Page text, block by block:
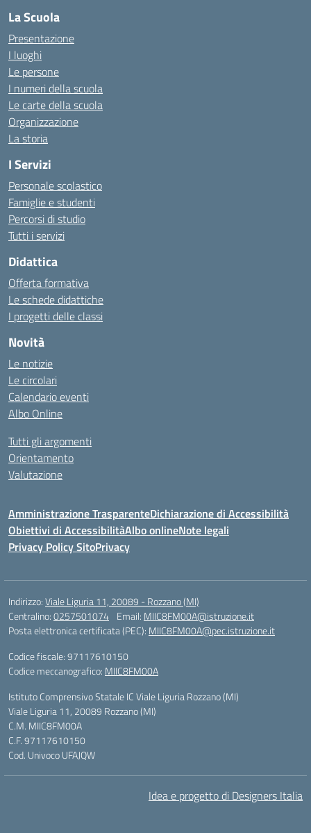
La Scuola
Presentazione
I luoghi
Le persone
I numeri della scuola
Le carte della scuola
Organizzazione
La storia
I Servizi
Personale scolastico
Famiglie e studenti
Percorsi di studio
Tutti i servizi
Didattica
Offerta formativa
Le schede didattiche
I progetti delle classi
Novità
Le notizie
Le circolari
Calendario eventi
Albo Online
Tutti gli argomenti
Orientamento
Valutazione
Amministrazione TrasparenteDichiarazione di Accessibilità
Obiettivi di AccessibilitàAlbo onlineNote legali
Privacy Policy SitoPrivacy
Indirizzo:Viale Liguria 11, 20089 - Rozzano (MI)
Centralino:0257501074 Email: MIIC8FM00A@istruzione.it
Posta elettronica certificata (PEC): MIIC8FM00A@pec.istruzione.it
Codice fiscale: 97117610150
Codice meccanografico: MIIC8FM00A
Istituto Comprensivo Statale IC Viale Liguria Rozzano (MI)
Viale Liguria 11, 20089 Rozzano (MI)
C.M. MIIC8FM00A
C.F. 97117610150
Cod. Univoco UFAJQW
Idea e progetto di Designers Italia